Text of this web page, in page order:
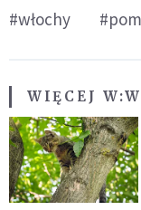
#włochy
WIĘCEJ W: